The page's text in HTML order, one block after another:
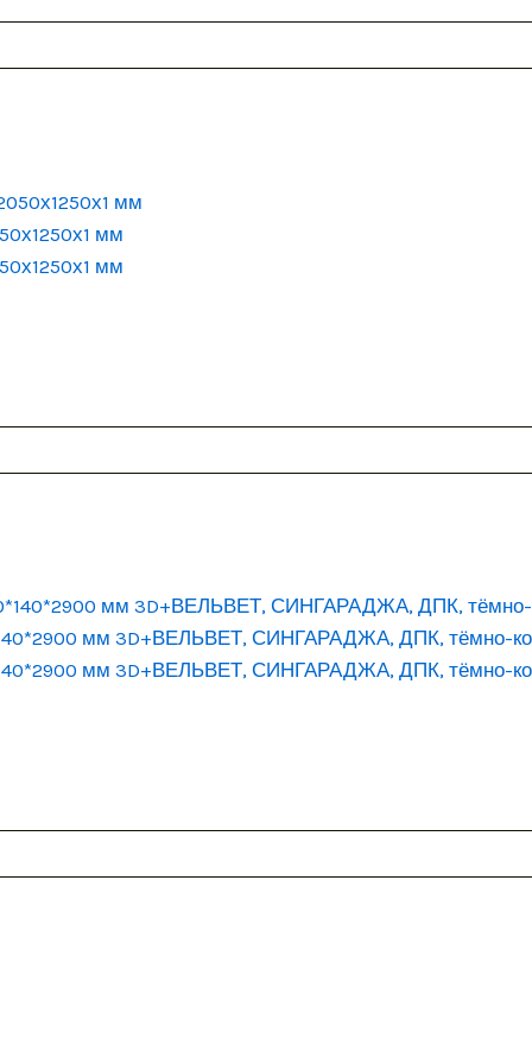
мм
мм
мм 3D+ВЕЛЬВЕТ, СИНГАРАДЖА, ДПК, тёмно-
мм 3D+ВЕЛЬВЕТ, СИНГАРАДЖА, ДПК, тёмно-